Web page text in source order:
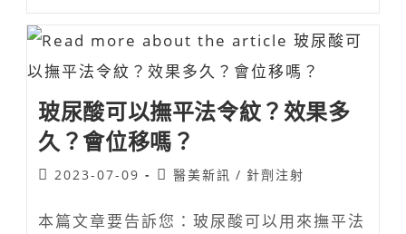
玻尿酸可以撫平法令紋？效果多
久？會位移嗎？
2023-07-09 醫美新訊 / 針劑注射
本篇文章要告訴您：玻尿酸可以用來撫平法